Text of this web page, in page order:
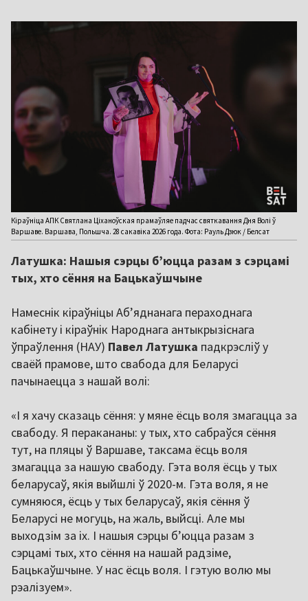
Кіраўніца АПК Святлана Ціханоўская прамаўляе падчас святкавання Дня Волі ў
Варшаве. Варшава, Польшча. 28 сакавіка 2026 года. Фота: Рауль Дзюк / Белсат
Латушка: Нашыя сэрцы б’юцца разам з сэрцамі
тых, хто сёння на Бацькаўшчыне
Намеснік кіраўніцы Абʼяднанага пераходнага
кабінету і кіраўнік Народнага антыкрызіснага
ўпраўлення (НАУ) Павел Латушка падкрэсліў у
сваёй прамове, што свабода для Беларусі
пачынаецца з нашай волі:
«І я хачу сказаць сёння: у мяне ёсць воля змагацца за
свабоду. Я перакананы: у тых, хто сабраўся сёння
тут, на пляцы ў Варшаве, таксама ёсць воля
змагацца за нашую свабоду. Гэта воля ёсць у тых
беларусаў, якія выйшлі ў 2020-м. Гэта воля, я не
сумняюся, ёсць у тых беларусаў, якія сёння ў
Беларусі не могуць, на жаль, выйсці. Але мы
выходзім за іх. І нашыя сэрцы б’юцца разам з
сэрцамі тых, хто сёння на нашай радзіме,
Бацькаўшчыне. У нас ёсць воля. І гэтую волю мы
рэалізуем».